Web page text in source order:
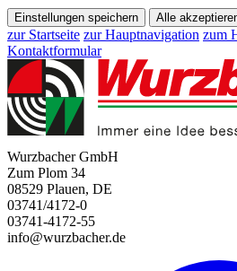
Einstellungen speichern Alle
zur Startseite zur Hauptnavigation zum
Kontaktformular
Wurzbacher GmbH
Zum Plom 34
08529 Plauen, DE
03741/4172-0
03741-4172-55
info@wurzbacher.de